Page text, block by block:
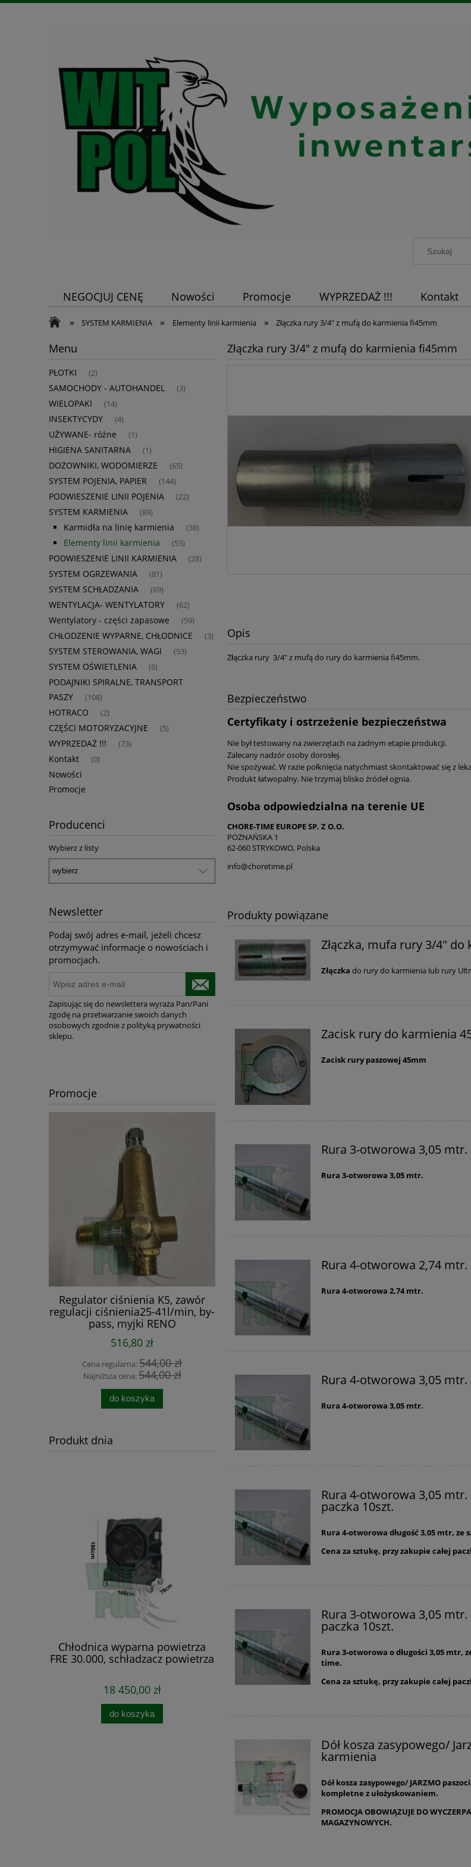
NEGOCJUJ CENĘ Nowości Promocje WYPRZEDAŻ !!! Kontakt
» SYSTEM KARMIENIA » Elementy linii karmienia » Złączka rury 3/4" z mufą do karmienia fi45mm
Menu
PŁOTKI (2)
SAMOCHODY - AUTOHANDEL (3)
WIELOPAKI (14)
INSEKTYCYDY (4)
UŻYWANE- różne (1)
HIGIENA SANITARNA (1)
DOZOWNIKI, WODOMIERZE (65)
SYSTEM POJENIA, PAPIER (144)
PODWIESZENIE LINII POJENIA (22)
SYSTEM KARMIENIA (89)
Karmidła na linię karmienia (38)
Elementy linii karmienia (53)
PODWIESZENIE LINII KARMIENIA (28)
SYSTEM OGRZEWANIA (81)
SYSTEM SCHŁADZANIA (69)
WENTYLACJA- WENTYLATORY (62)
Wentylatory - części zapasowe (59)
CHŁODZENIE WYPARNE, CHŁODNICE (3)
SYSTEM STEROWANIA, WAGI (53)
SYSTEM OŚWIETLENIA (6)
PODAJNIKI SPIRALNE, TRANSPORT
PASZY
(108)
HOTRACO (2)
CZĘŚCI MOTORYZACYJNE (5)
WYPRZEDAŻ !!! (73)
Kontakt (0)
Nowości
Promocje
Producenci
Wybierz z listy
Newsletter
Podaj swój adres e-mail, jeżeli chcesz
otrzymywać informacje o nowościach i
promocjach.
Zapisując się do newslettera wyraża Pan/Pani
zgodę na przetwarzanie swoich danych
osobowych zgodnie z polityką prywatności
sklepu.
Promocje
Regulator ciśnienia K5, zawór
regulacji ciśnienia25-41l/min, by-
pass, myjki RENO
516,80 zł
Cena regularna:544,00 zł
Najniższa cena:544,00 zł
do koszyka
Zestaw obejścia do pompy Reno,
zawór By-pass VB-75
Najniższa cena:520,00 zł Najniższa
Produkt dnia
Chłodnica wyparna powietrza
FRE 30.000, schładzacz powietrza
18 450,00 zł
do koszyka
Złączka rury 3/4" z mufą do karmienia fi45mm
Opis
Złączka rury 3/4" z mufą do rury do karmienia fi45mm.
Bezpieczeństwo
Certyfikaty i ostrzeżenie bezpieczeństwa
Nie był testowany na zwierzętach na żadnym etapie produkcji.
Zalecany nadzór osoby dorosłej.
Nie spożywać. W razie połknięcia natychmiast skontaktować się z
Produkt łatwopalny. Nie trzymaj blisko źródeł ognia.
Osoba odpowiedzialna na terenie UE
CHORE-TIME EUROPE SP. Z O.O.
POZNAŃSKA 1
62-060 STRYKOWO, Polska
info@choretime.pl
Produkty powiązane
Złączka, mufa rury 3/4"
Złączka do rury do karmienia lub rury
Zacisk rury do karmienia
Zacisk rury paszowej 45mm
Rura 3-otworowa 3,05 mtr.
Rura 3-otworowa 3,05 mtr.
Rura 4-otworowa 2,74 mtr.
Rura 4-otworowa 2,74 mtr.
Rura 4-otworowa 3,05 mtr.
Rura 4-otworowa 3,05 mtr.
Rura 4-otworowa 3,05 mtr.
paczka 10szt.
Rura 4-otworowa długość 3,05 mtr, ze
Cena za sztukę, przy zakupie całej
Rura 3-otworowa 3,05 mtr.
paczka 10szt.
Rura 3-otworowa o długości 3,05 mtr,
time.
Cena za sztukę, przy zakupie całej
Dół kosza zasypowego/
karmienia
Dół kosza zasypowego/ JARZMO
kompletne z ułożyskowaniem.
PROMOCJA OBOWIĄZUJE DO
MAGAZYNOWYCH.